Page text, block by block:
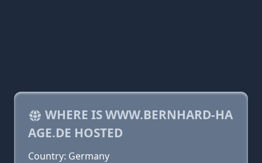
WHERE IS WWW.BERNHARD-HA
AGE.DE HOSTED
Country: Germany